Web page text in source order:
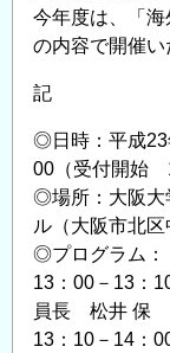
今年度は、「
の内容で開催い
記
◎日時：平成23
00（受付開始
◎場所：大阪大
ル（大阪市北区
◎プログラム：
13：00－13
員長 松井 保
13：10－14：